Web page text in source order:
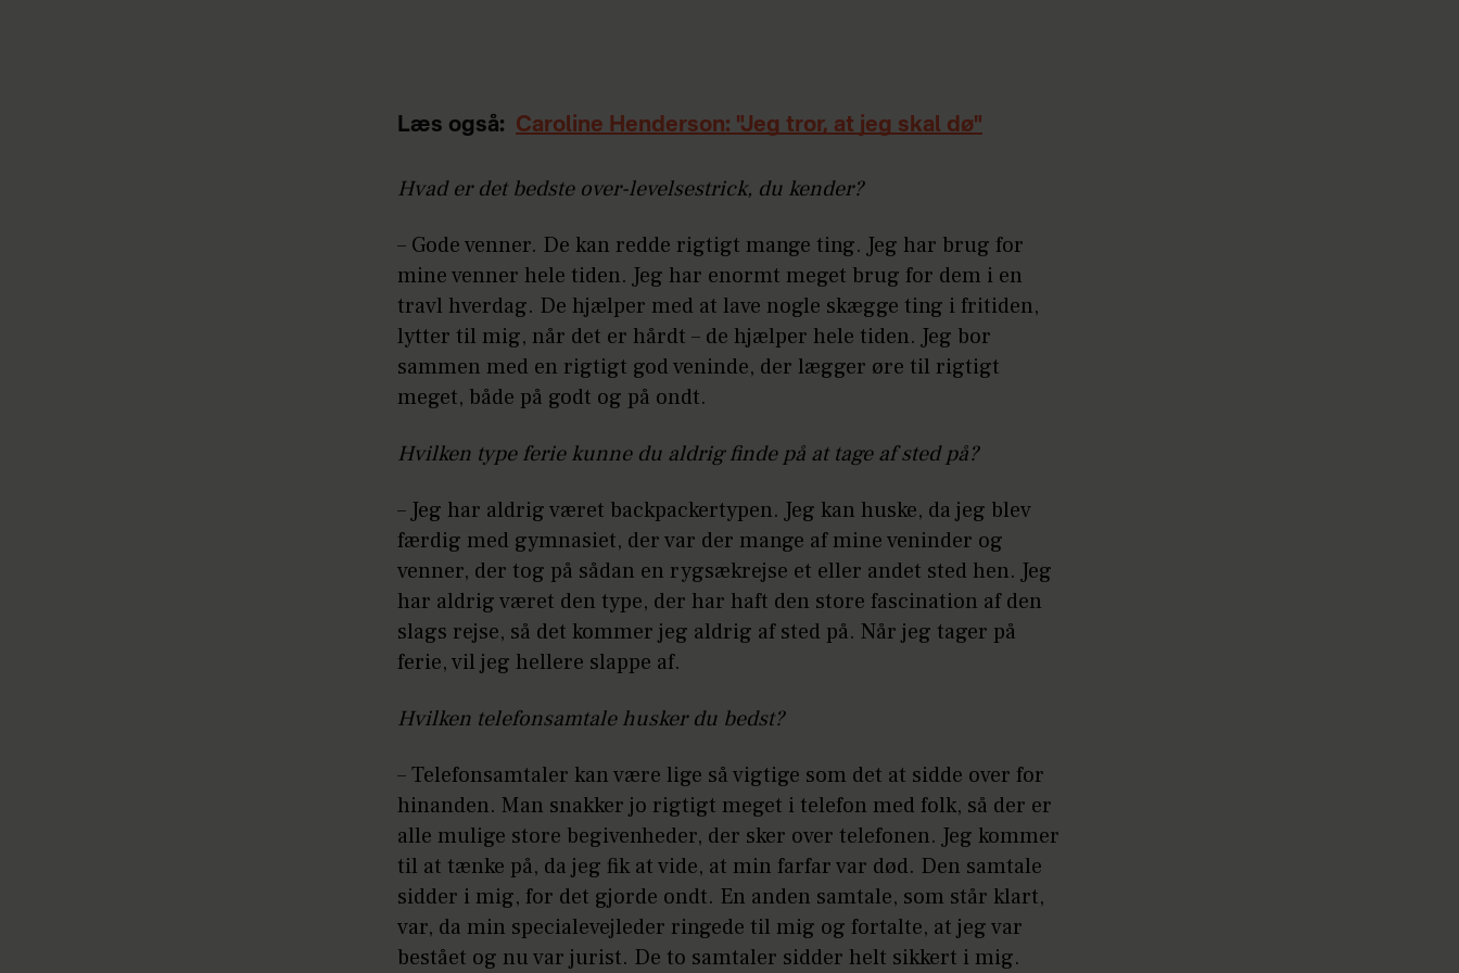
Læs også: Caroline Henderson: "Jeg tror, at jeg skal dø"
Hvad er det bedste over-levelsestrick, du kender?
– Gode venner. De kan redde rigtigt mange ting. Jeg har brug for
mine venner hele tiden. Jeg har enormt meget brug for dem i en
travl hverdag. De hjælper med at lave nogle skægge ting i fritiden,
lytter til mig, når det er hårdt – de hjælper hele tiden. Jeg bor
sammen med en rigtigt god veninde, der lægger øre til rigtigt
meget, både på godt og på ondt.
Hvilken type ferie kunne du aldrig finde på at tage af sted på?
– Jeg har aldrig været backpackertypen. Jeg kan huske, da jeg blev
færdig med gymnasiet, der var der mange af mine veninder og
venner, der tog på sådan en rygsækrejse et eller andet sted hen. Jeg
har aldrig været den type, der har haft den store fascination af den
slags rejse, så det kommer jeg aldrig af sted på. Når jeg tager på
ferie, vil jeg hellere slappe af.
Hvilken telefonsamtale husker du bedst?
– Telefonsamtaler kan være lige så vigtige som det at sidde over for
hinanden. Man snakker jo rigtigt meget i telefon med folk, så der er
alle mulige store begivenheder, der sker over telefonen. Jeg kommer
til at tænke på, da jeg fik at vide, at min farfar var død. Den samtale
sidder i mig, for det gjorde ondt. En anden samtale, som står klart,
var, da min specialevejleder ringede til mig og fortalte, at jeg var
bestået og nu var jurist. De to samtaler sidder helt sikkert i mig.